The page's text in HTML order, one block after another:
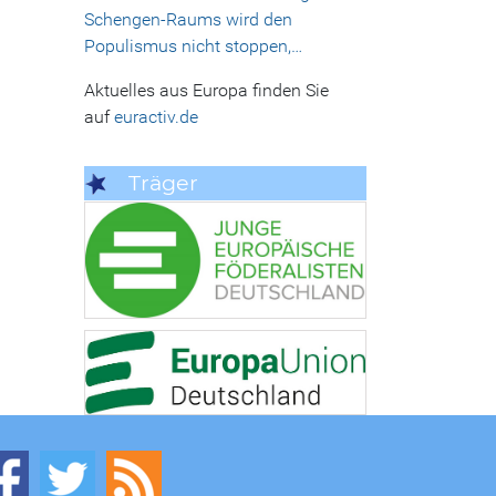
Schengen-Raums wird den
Populismus nicht stoppen,…
Aktuelles aus Europa finden Sie
aufeuractiv.de
Träger